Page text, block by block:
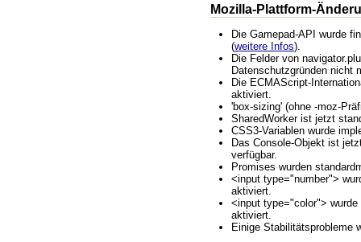
Mozilla-Plattform-
Die Gamepad-API wurde
(weitere Infos).
Die Felder von
Datenschutzgründen nicht
Die ECMAScript-
aktiviert.
'box-sizing' (ohne -moz-
SharedWorker ist jetzt
CSS3-Variablen wurde
Das Console-Objekt ist
verfügbar.
Promises wurden
<input type="number">
aktiviert.
<input type="color">
aktiviert.
Einige Stabilitätsprobleme